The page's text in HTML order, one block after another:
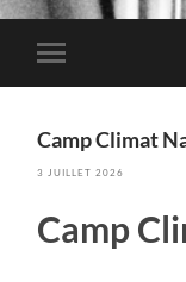
Toggle
mobile
Camp Climat
3 JUILLET 2026
Camp